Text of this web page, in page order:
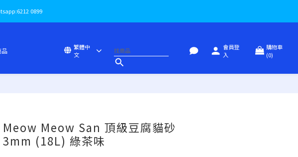
0899
繁體中
文
會員登
入
購物車
(0)
品
Meow Meow San 頂級豆腐貓砂
3mm (18L) 綠茶味